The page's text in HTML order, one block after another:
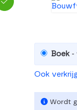
Boek -
Ook
Wordt